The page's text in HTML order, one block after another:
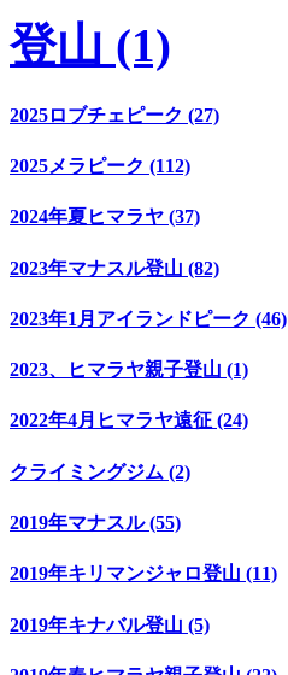
登山 (1)
2025ロブチェピーク (27)
2025メラピーク (112)
2024年夏ヒマラヤ (37)
2023年マナスル登山 (82)
2023年1月アイランドピーク (46)
2023、ヒマラヤ親子登山 (1)
2022年4月ヒマラヤ遠征 (24)
クライミングジム (2)
2019年マナスル (55)
2019年キリマンジャロ登山 (11)
2019年キナバル登山 (5)